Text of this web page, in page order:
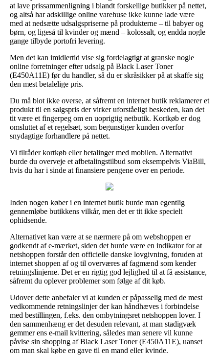
at lave prissammenligning i blandt forskellige butikker på nettet,
og altså har adskillige online varehuse ikke kunne lade være
med at nedsætte udsalgspriserne på produkterne – til babyer og
børn, og ligeså til kvinder og mænd – kolossalt, og endda nogle
gange tilbyde portofri levering.
Men det kan imidlertid vise sig fordelagtigt at granske nogle
online forretninger efter udsalg på Black Laser Toner
(E450A11E) før du handler, så du er skråsikker på at skaffe sig
den mest betalelige pris.
Du må blot ikke overse, at såfremt en internet butik reklamerer et
produkt til en salgspris der virker uforståeligt beskeden, kan det
tit være et fingerpeg om en uoprigtig netbutik. Kortkøb er dog
omsluttet af et regelsæt, som begunstiger kunden overfor
snydagtige forhandlere på nettet.
Vi tilråder kortkøb eller betalinger med mobilen. Alternativt
burde du overveje et afbetalingstilbud som eksempelvis ViaBill,
hvis du har i sinde at finansiere pengene over en periode.
Inden nogen køber i en internet butik burde man egentlig
gennemløbe butikkens vilkår, men det er tit ikke specielt
ophidsende.
Alternativet kan være at se nærmere på om webshoppen er
godkendt af e-mærket, siden det burde være en indikator for at
netshoppen forstår den officielle danske lovgivning, foruden at
internet shoppen af og til overværes af fagmænd som kender
retningslinjerne. Det er en rigtig god lejlighed til at få assistance,
såfremt du oplever problemer som følge af dit køb.
Udover dette anbefaler vi at kunden er påpasselig med de mest
vedkommende retningslinjer der kan håndhæves i forbindelse
med bestillingen, f.eks. den ombytningsret netshoppen lover. I
den sammenhæng er det desuden relevant, at man stadigvæk
gemmer ens e-mail kvittering, således man senere vil kunne
påvise sin shopping af Black Laser Toner (E450A11E), uanset
om man skal købe en gave til en mand eller kvinde.